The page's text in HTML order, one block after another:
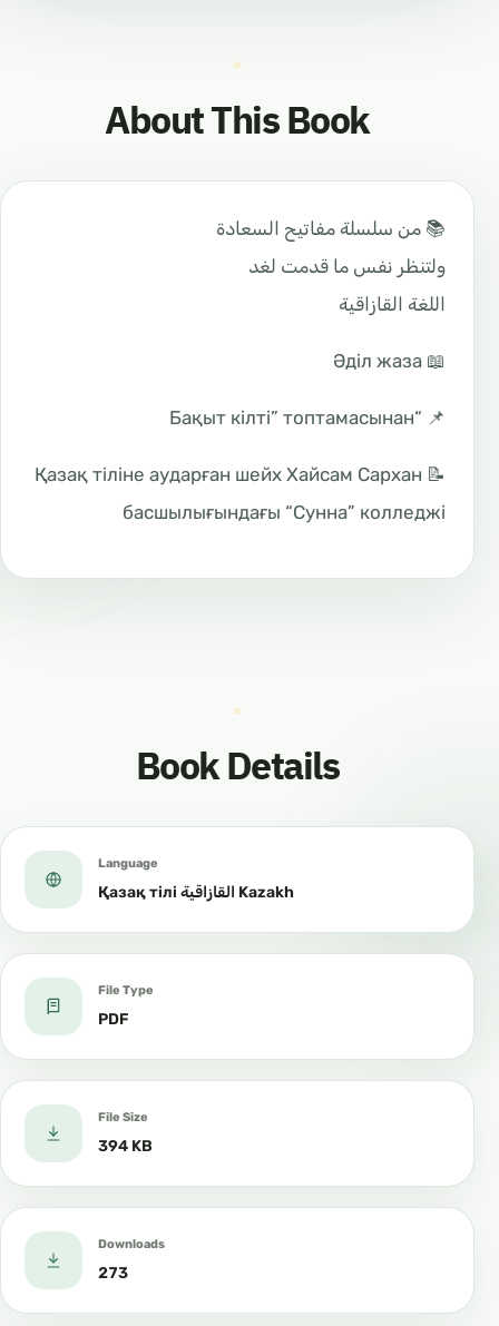
About This Book
📚 من سلسلة مفاتيح السعادة
ولتنظر نفس ما قدمت لغد
اللغة القازاقية
📖 Әділ жаза
📌 “Бақыт кілті” топтамасынан
📝 Қазақ тіліне аударған шейх Хайсам Сархан
басшылығындағы “Сунна” колледжі
Book Details
Language
Қазақ тілі القازاقية Kazakh
File Type
PDF
File Size
394 KB
Downloads
273